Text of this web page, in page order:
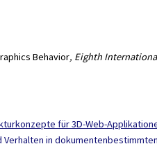
Behavior, Eighth
für 3D-Web-
Verhalten in